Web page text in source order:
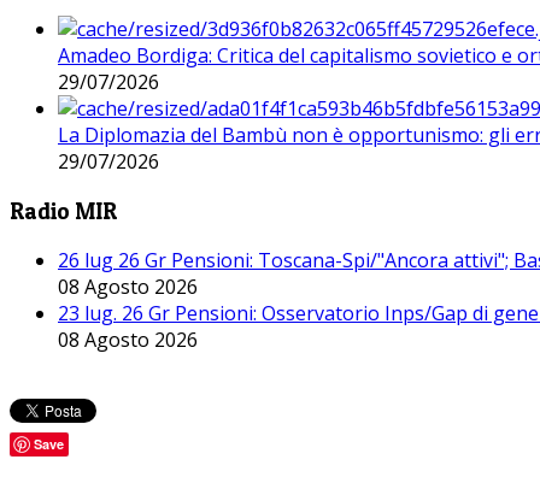
Amadeo Bordiga: Critica del capitalismo sovietico e
29/07/2026
La Diplomazia del Bambù non è opportunismo: gli
29/07/2026
Radio MIR
26 lug 26 Gr Pensioni: Toscana-Spi/"Ancora attivi";
08 Agosto 2026
23 lug. 26 Gr Pensioni: Osservatorio Inps/Gap di
08 Agosto 2026
Save